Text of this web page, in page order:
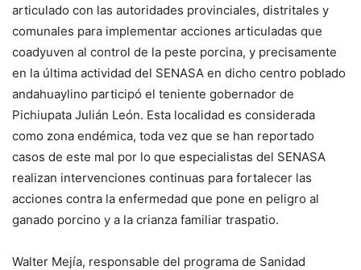
articulado con las autoridades provinciales, distritales y
comunales para implementar acciones articuladas que
coadyuven al control de la peste porcina, y precisamente
en la última actividad del SENASA en dicho centro poblado
andahuaylino participó el teniente gobernador de
Pichiupata Julián León. Esta localidad es considerada
como zona endémica, toda vez que se han reportado
casos de este mal por lo que especialistas del SENASA
realizan intervenciones continuas para fortalecer las
acciones contra la enfermedad que pone en peligro al
ganado porcino y a la crianza familiar traspatio.
Walter Mejía, responsable del programa de Sanidad